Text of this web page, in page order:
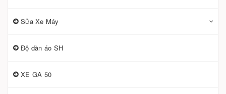
Sửa Xe Máy
Độ dàn áo SH
XE GA 50